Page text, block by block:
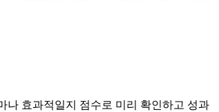
나 효과적일지 점수로 미리 확인하고 성과